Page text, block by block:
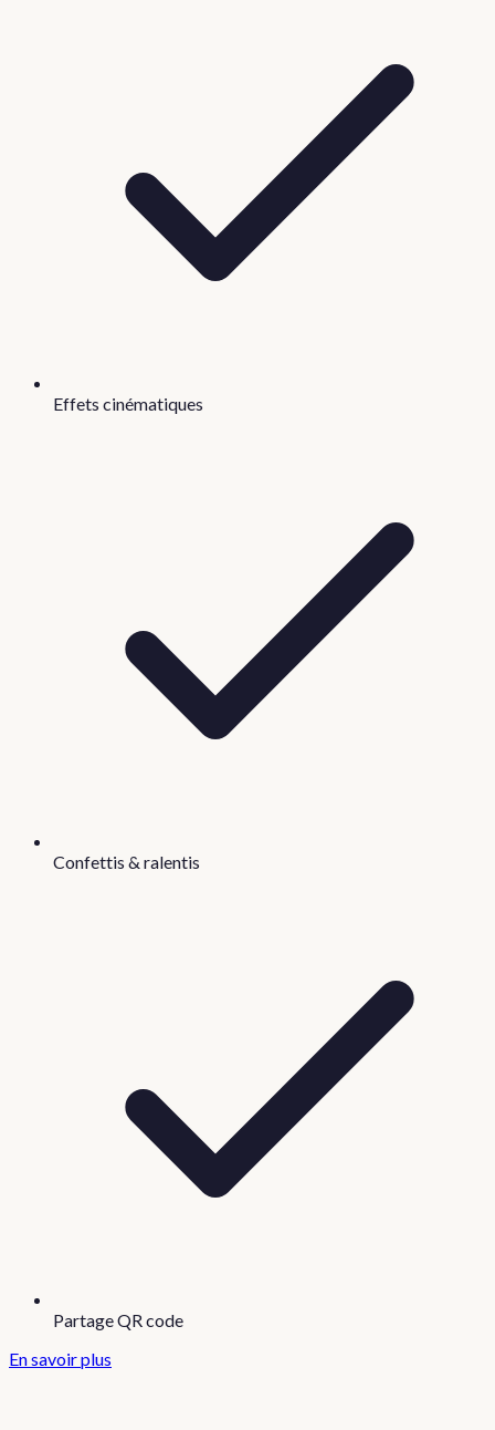
Effets cinématiques
Confettis & ralentis
Partage QR code
En savoir plus